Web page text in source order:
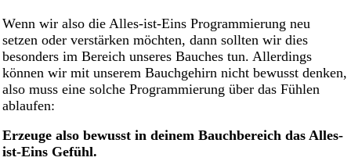
Wenn wir also die Alles-ist-Eins Programmierung neu
setzen oder verstärken möchten, dann sollten wir dies
besonders im Bereich unseres Bauches tun. Allerdings
können wir mit unserem Bauchgehirn nicht bewusst denken,
also muss eine solche Programmierung über das Fühlen
ablaufen:
Erzeuge also bewusst in deinem Bauchbereich das Alles-
ist-Eins Gefühl.